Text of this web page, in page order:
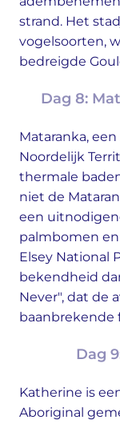
strand. Het
vogelsoorten,
bedreigde
Dag 8:
Mataranka,
Noordelijk
thermale
niet de
een
palmbomen
Elsey National
bekendheid
Never", dat de
baanbrekende
Dag
Katherine is
Aboriginal